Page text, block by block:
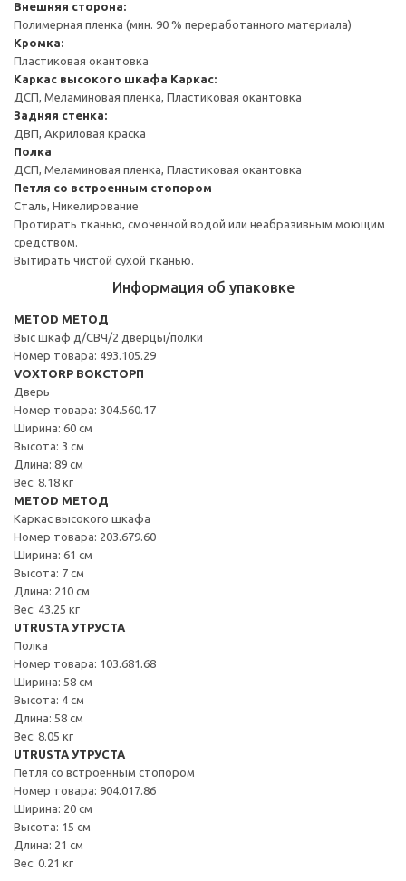
Внешняя сторона:
Полимерная пленка (мин. 90 % переработанного материала)
Кромка:
Пластиковая окантовка
Каркас высокого шкафа Каркас:
ДСП, Меламиновая пленка, Пластиковая окантовка
Задняя стенка:
ДВП, Акриловая краска
Полка
ДСП, Меламиновая пленка, Пластиковая окантовка
Петля со встроенным стопором
Сталь, Никелирование
Протирать тканью, смоченной водой или неабразивным моющим
средством.
Вытирать чистой сухой тканью.
Информация об упаковке
METOD МЕТОД
Выс шкаф д/СВЧ/2 дверцы/полки
Номер товара: 493.105.29
VOXTORP ВОКСТОРП
Дверь
Номер товара: 304.560.17
Ширина: 60 см
Высота: 3 см
Длина: 89 см
Вес: 8.18 кг
METOD МЕТОД
Каркас высокого шкафа
Номер товара: 203.679.60
Ширина: 61 см
Высота: 7 см
Длина: 210 см
Вес: 43.25 кг
UTRUSTA УТРУСТА
Полка
Номер товара: 103.681.68
Ширина: 58 см
Высота: 4 см
Длина: 58 см
Вес: 8.05 кг
UTRUSTA УТРУСТА
Петля со встроенным стопором
Номер товара: 904.017.86
Ширина: 20 см
Высота: 15 см
Длина: 21 см
Вес: 0.21 кг